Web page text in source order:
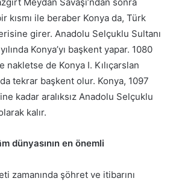
kısmı ile beraber Konya da, Türk
girer. Anadolu Selçuklu Sultanı
Konya’yı başkent yapar. 1080
nakletse de Konya I. Kılıçarslan
tekrar başkent olur. Konya, 1097
kadar aralıksız Anadolu Selçuklu
kalır.
dünyasının en önemli
zamanında şöhret ve itibarını